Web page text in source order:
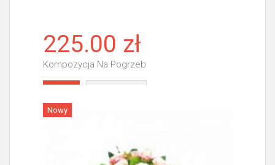
225.00 zł
Kompozycja Na Pogrzeb
Nowy